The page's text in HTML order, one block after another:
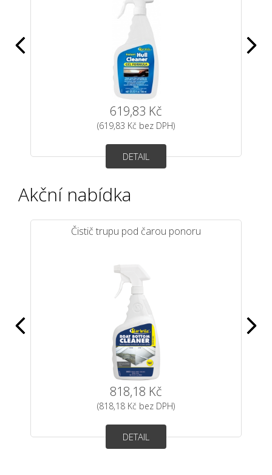
619,83 Kč
(619,83 Kč bez DPH)
DETAIL
Akční nabídka
Čistič trupu pod čarou ponoru
818,18 Kč
(818,18 Kč bez DPH)
DETAIL